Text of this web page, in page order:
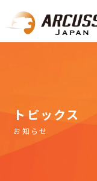
トピックス
お知らせ